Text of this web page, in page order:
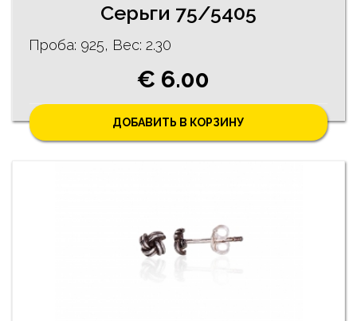
Серьги 75/5405
Проба: 925, Bес: 2.30
€ 6.00
ДОБАВИТЬ В КОРЗИНУ